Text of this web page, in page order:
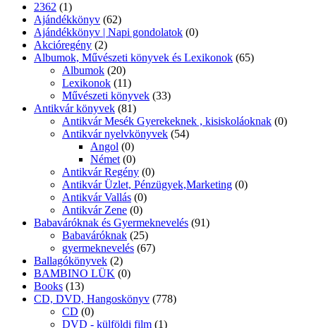
2362 (1)
Ajándékkönyv (62)
Ajándékkönyv | Napi gondolatok (0)
Akcióregény (2)
Albumok, Művészeti könyvek és Lexikonok (65)
Albumok (20)
Lexikonok (11)
Művészeti könyvek (33)
Antikvár könyvek (81)
Antikvár Mesék Gyerekeknek , kisiskoláoknak (0)
Antikvár nyelvkönyvek (54)
Angol (0)
Német (0)
Antikvár Regény (0)
Antikvár Üzlet, Pénzügyek,Marketing (0)
Antikvár Vallás (0)
Antikvár Zene (0)
Babaváróknak és Gyermeknevelés (91)
Babaváróknak (25)
gyermeknevelés (67)
Ballagókönyvek (2)
BAMBINO LÜK (0)
Books (13)
CD, DVD, Hangoskönyv (778)
CD (0)
DVD - külföldi film (1)